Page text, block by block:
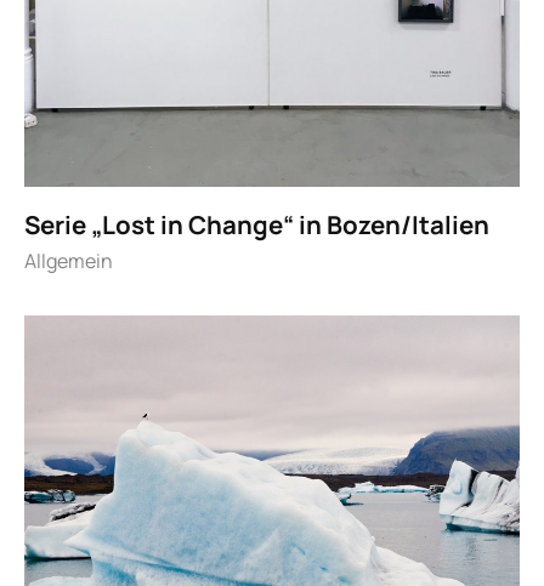
Serie „Lost in Change“ in Bozen/Italien
Allgemein